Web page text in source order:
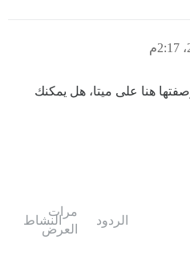
هنا على ميتا، هل يمكنك
الردود
مرات
العرض
النشاط